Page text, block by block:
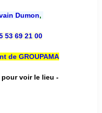
Dumon,
53 69 21 00
de GROUPAMA
pour voir le lieu -